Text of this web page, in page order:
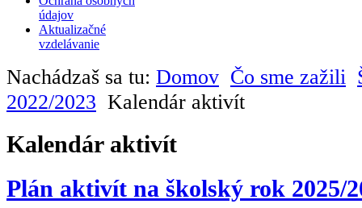
údajov
Aktualizačné
vzdelávanie
Nachádzaš sa tu: Domov Čo sme zažili
2022/2023 Kalendár aktivít
Kalendár aktivít
Plán aktivít na školský rok 2025/